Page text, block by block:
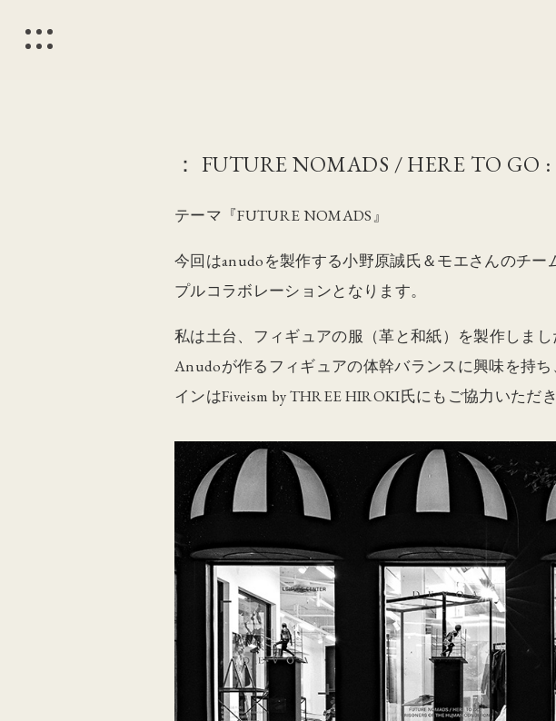
： FUTURE NOMADS / HERE TO GO :
テーマ『FUTURE NOMADS』
今回はanudoを製作する小野原誠氏＆モエさんのチー
プルコラボレーションとなります。
私は土台、フィギュアの服（革と和紙）を製作しまし
Anudoが作るフィギュアの体幹バランスに興味を持
インはFiveism by THREE HIROKI氏にもご協力いただ